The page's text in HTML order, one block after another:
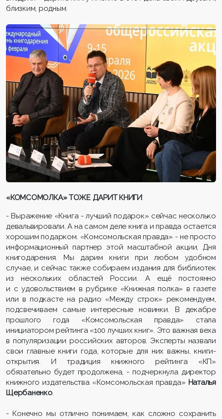
близким, родным.
«КОМСОМОЛКА» ТОЖЕ ДАРИТ КНИГИ
- Выражение «Книга - лучший подарок» сейчас несколько
девальвировали. А на самом деле книга и правда остается
хорошим подарком. «Комсомольская правда» - не просто
информационный партнер этой масштабной акции, Дня
книгодарения. Мы дарим книги при любом удобном
случае, и сейчас также собираем издания для библиотек
из нескольких областей России. А ещё постоянно
и с удовольствием в рубрике «Книжная полка» в газете
или в подкасте на радио «Между строк» рекомендуем,
подсвечиваем самые интересные новинки. В декабре
прошлого года «Комсомольская правда» стала
инициатором рейтинга «100 лучших книг». Это важная веха
в популяризации российских авторов. Эксперты назвали
свои главные книги года, которые для них важны, книги-
открытия. И традиция книжного рейтинга «КП»
обязательно будет продолжена, - подчеркнула директор
книжного издательства «Комсомольская правда» Наталья
Щербаненко.
- Конечно мы отлично понимаем, как сложно сохранить